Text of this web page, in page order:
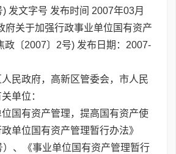
发文字号 发布时间 2007年03月
府关于加强行政事业单位国有资产
政〔2007〕2号) 发布日期：2007-
民政府，高新区管委会，市人民
单位：
国有资产管理，提高国有资产使
单位国有资产管理暂行办法》
）、《事业单位国有资产管理暂行